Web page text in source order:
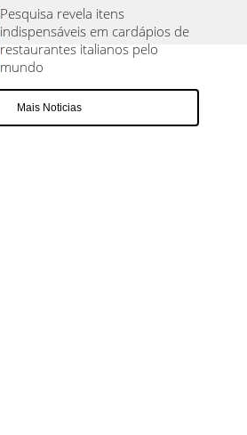
Pesquisa revela itens
indispensáveis em cardápios de
restaurantes italianos pelo
mundo
Mais Noticias